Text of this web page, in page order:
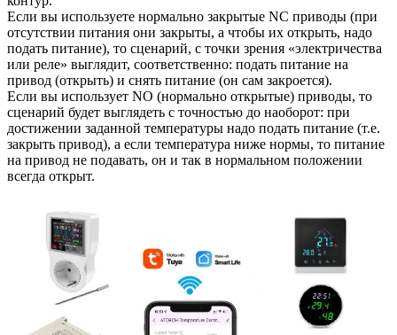
Если вы используете нормально закрытые NC приводы (при
отсутствии питания они закрыты, а чтобы их открыть, надо
подать питание), то сценарий, с точки зрения «электричества
или реле» выглядит, соответственно: подать питание на
привод (открыть) и снять питание (он сам закроется).
Если вы использует NO (нормально открытые) приводы, то
сценарий будет выглядеть с точностью до наоборот: при
достижении заданной температуры надо подать питание (т.е.
закрыть привод), а если температура ниже нормы, то питание
на привод не подавать, он и так в нормальном положении
всегда открыт.